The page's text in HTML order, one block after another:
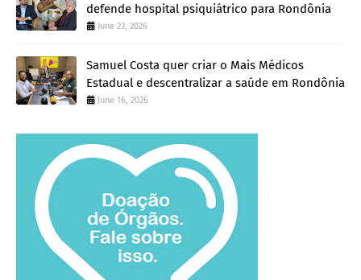
defende hospital psiquiátrico para Rondônia
June 23, 2026
Samuel Costa quer criar o Mais Médicos
Estadual e descentralizar a saúde em Rondônia
June 16, 2026